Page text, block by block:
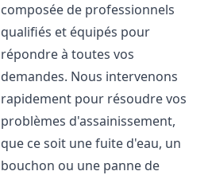
composée de professionnels
qualifiés et équipés pour
répondre à toutes vos
demandes. Nous intervenons
rapidement pour résoudre vos
problèmes d'assainissement,
que ce soit une fuite d'eau, un
bouchon ou une panne de